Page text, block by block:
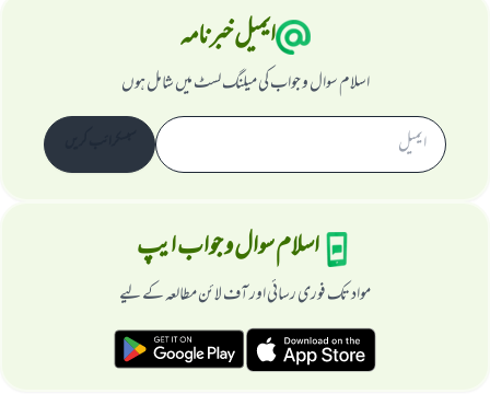
ایمیل خبرنامہ
اسلام سوال و جواب کی میلنگ لسٹ میں شامل ہوں
اسلام سوال و جواب ایپ
مواد تک فوری رسائی اور آف لائن مطالعہ کے لیے